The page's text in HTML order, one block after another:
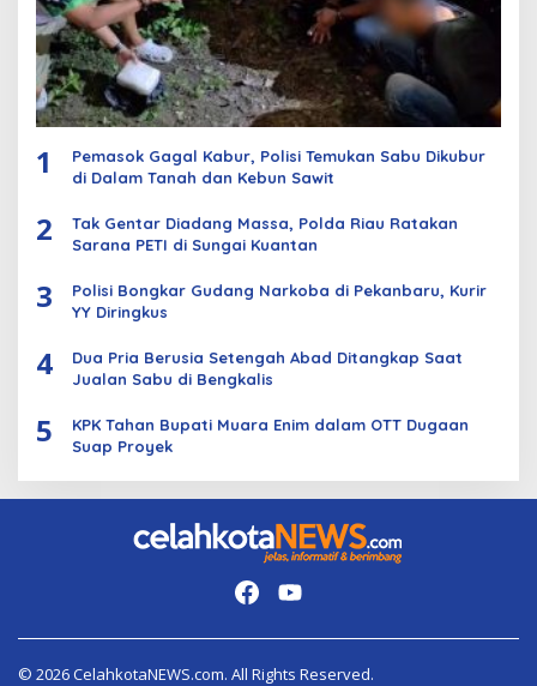
1
Pemasok Gagal Kabur, Polisi Temukan Sabu Dikubur
di Dalam Tanah dan Kebun Sawit
2
Tak Gentar Diadang Massa, Polda Riau Ratakan
Sarana PETI di Sungai Kuantan
3
Polisi Bongkar Gudang Narkoba di Pekanbaru, Kurir
YY Diringkus
4
Dua Pria Berusia Setengah Abad Ditangkap Saat
Jualan Sabu di Bengkalis
5
KPK Tahan Bupati Muara Enim dalam OTT Dugaan
Suap Proyek
© 2026 CelahkotaNEWS.com. All Rights Reserved.